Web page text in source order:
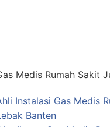
Medis Rumah Sakit
Instalasi Gas Medis
Banten